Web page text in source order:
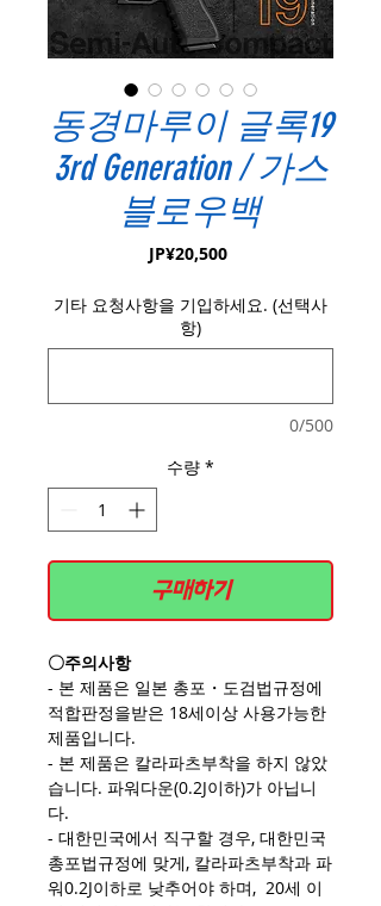
동경마루이 글록19
3rd Generation / 가스
블로우백
JP¥20,500가
기타 요청사항을 기입하세요. (선택사
항)
0/500
수량 *
구매하기
〇주의사항
- 본 제품은 일본 총포・도검법규정에
적합판정을받은 18세이상 사용가능한
제품입니다.
- 본 제품은 칼라파츠부착을 하지 않았
습니다. 파워다운(0.2J이하)가 아닙니
다.
- 대한민국에서 직구할 경우, 대한민국
총포법규정에 맞게, 칼라파츠부착과 파
워0.2J이하로 낮추어야 하며, 20세 이